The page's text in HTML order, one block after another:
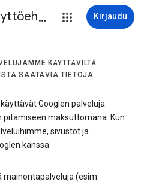
Tietosuoja ja käyttöehdot Kirjaudu
KÄYTTÄVILTÄ
SAATAVIA TIETOJA
Googlen palveluja
pitämiseen maksuttomana. Kun
sivustot ja
kanssa.
(esim.